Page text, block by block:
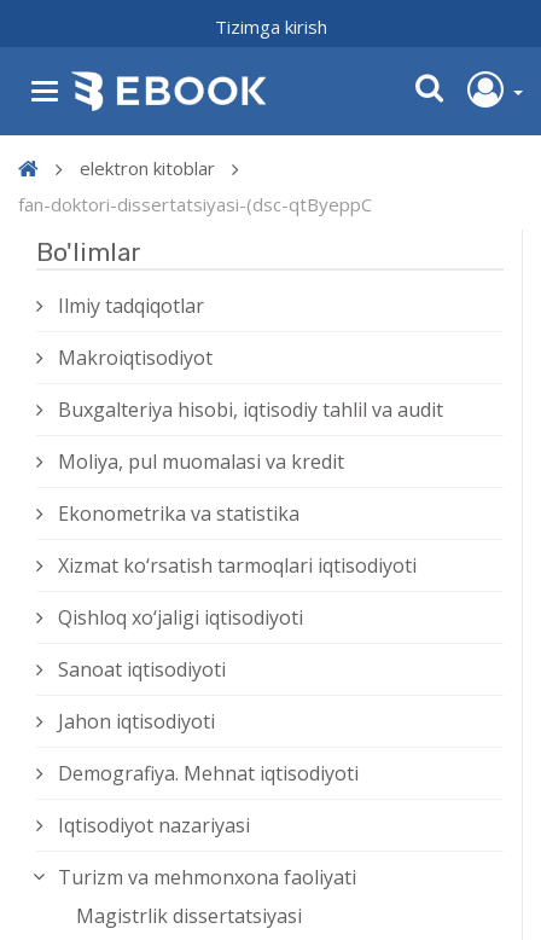
Tizimga kirish
elektron kitoblar
fan-doktori-dissertatsiyasi-(dsc-qtByeppC
Bo'limlar
Ilmiy tadqiqotlar
Makroiqtisodiyot
Buxgalteriya hisobi, iqtisodiy tahlil va audit
Moliya, pul muomalasi va kredit
Ekonometrika va statistika
Xizmat kо‘rsatish tarmoqlari iqtisodiyoti
Qishloq xо‘jaligi iqtisodiyoti
Sanoat iqtisodiyoti
Jahon iqtisodiyoti
Demografiya. Mehnat iqtisodiyoti
Iqtisodiyot nazariyasi
Turizm va mehmonxona faoliyati
Magistrlik dissertatsiyasi